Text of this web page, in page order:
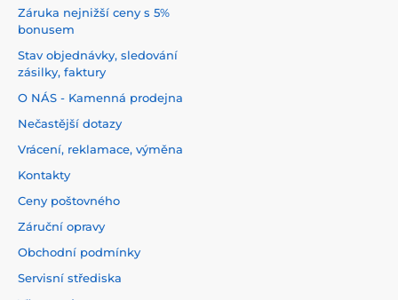
Záruka nejnižší ceny s 5%
bonusem
Stav objednávky, sledování
zásilky, faktury
O NÁS - Kamenná prodejna
Nečastější dotazy
Vrácení, reklamace, výměna
Kontakty
Ceny poštovného
Záruční opravy
Obchodní podmínky
Servisní střediska